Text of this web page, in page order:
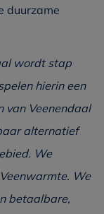
duurzame
wordt stap
hierin een
van Veenendaal
alternatief
We
We
betaalbare,